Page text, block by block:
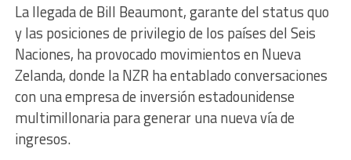
La llegada de Bill Beaumont, garante del status quo
y las posiciones de privilegio de los países del Seis
Naciones, ha provocado movimientos en Nueva
Zelanda, donde la NZR ha entablado conversaciones
con una empresa de inversión estadounidense
multimillonaria para generar una nueva vía de
ingresos.